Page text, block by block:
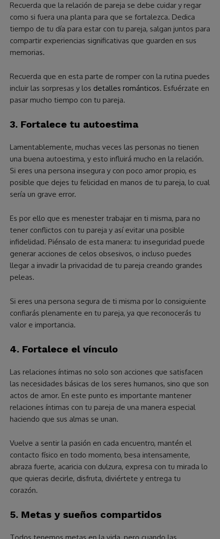
Recuerda que la relación de pareja se debe cuidar y regar
como si fuera una planta para que se fortalezca. Dedica
tiempo de tu día para estar con tu pareja, salgan juntos para
compartir experiencias significativas que guarden en sus
memorias.
Recuerda que en esta parte de romper con la rutina puedes
incluir las sorpresas y los detalles románticos. Esfuérzate en
pasar mucho tiempo con tu pareja.
3. Fortalece tu autoestima
Lamentablemente, muchas veces las personas no tienen
una buena autoestima, y esto influirá mucho en la relación.
Si eres una persona insegura y con poco amor propio, es
posible que dejes tu felicidad en manos de tu pareja, lo cual
sería un grave error.
Es por ello que es menester trabajar en ti misma, para no
tener conflictos con tu pareja y así evitar una posible
infidelidad. Piénsalo de esta manera: tu inseguridad puede
generar acciones de celos obsesivos, o incluso puedes
llegar a invadir la privacidad de tu pareja creando grandes
peleas.
Si eres una persona segura de ti misma por lo consiguiente
confiarás plenamente en tu pareja, ya que reconocerás tu
valor e importancia.
4. Fortalece el vínculo
Las relaciones íntimas no solo son acciones que satisfacen
las necesidades básicas de los seres humanos, sino que son
actos de amor. En este punto es importante mantener
relaciones íntimas con tu pareja de una manera especial
haciendo que sus almas se unan.
Vuelve a sentir la pasión en cada encuentro, mantén el
contacto físico en todo momento, besa intensamente,
abraza fuerte, acaricia con dulzura, expresa con tu mirada lo
que quieras decirle, disfruta, diviértete y entrega tu
corazón.
5. Metas y sueños compartidos